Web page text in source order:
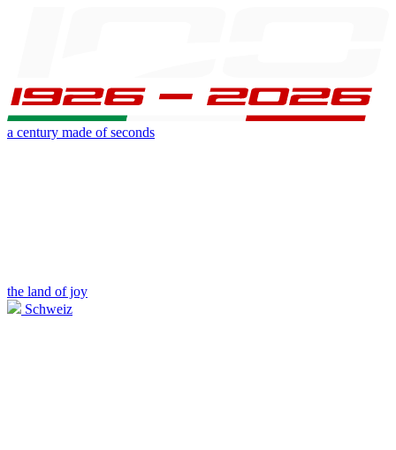
a century made of seconds
the land of joy
Schweiz